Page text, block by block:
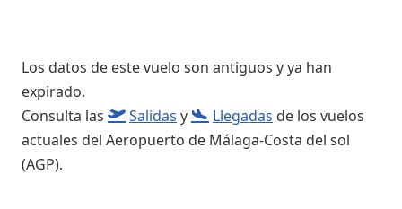
Los datos de este vuelo son antiguos y ya han
expirado.
Consulta las
Salidas y Llegadas de los vuelos
actuales del Aeropuerto de Málaga-Costa del sol
(AGP).